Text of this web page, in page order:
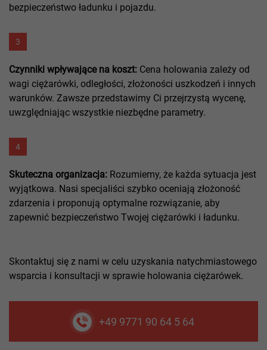
bezpieczeństwo ładunku i pojazdu.
3
Czynniki wpływające na koszt: Cena holowania zależy od
wagi ciężarówki, odległości, złożoności uszkodzeń i innych
warunków. Zawsze przedstawimy Ci przejrzystą wycenę,
uwzględniając wszystkie niezbędne parametry.
4
Skuteczna organizacja: Rozumiemy, że każda sytuacja jest
wyjątkowa. Nasi specjaliści szybko oceniają złożoność
zdarzenia i proponują optymalne rozwiązanie, aby
zapewnić bezpieczeństwo Twojej ciężarówki i ładunku.
Skontaktuj się z nami w celu uzyskania natychmiastowego
wsparcia i konsultacji w sprawie holowania ciężarówek.
+49 9771 90 64 5 64